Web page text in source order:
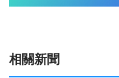
相關新聞